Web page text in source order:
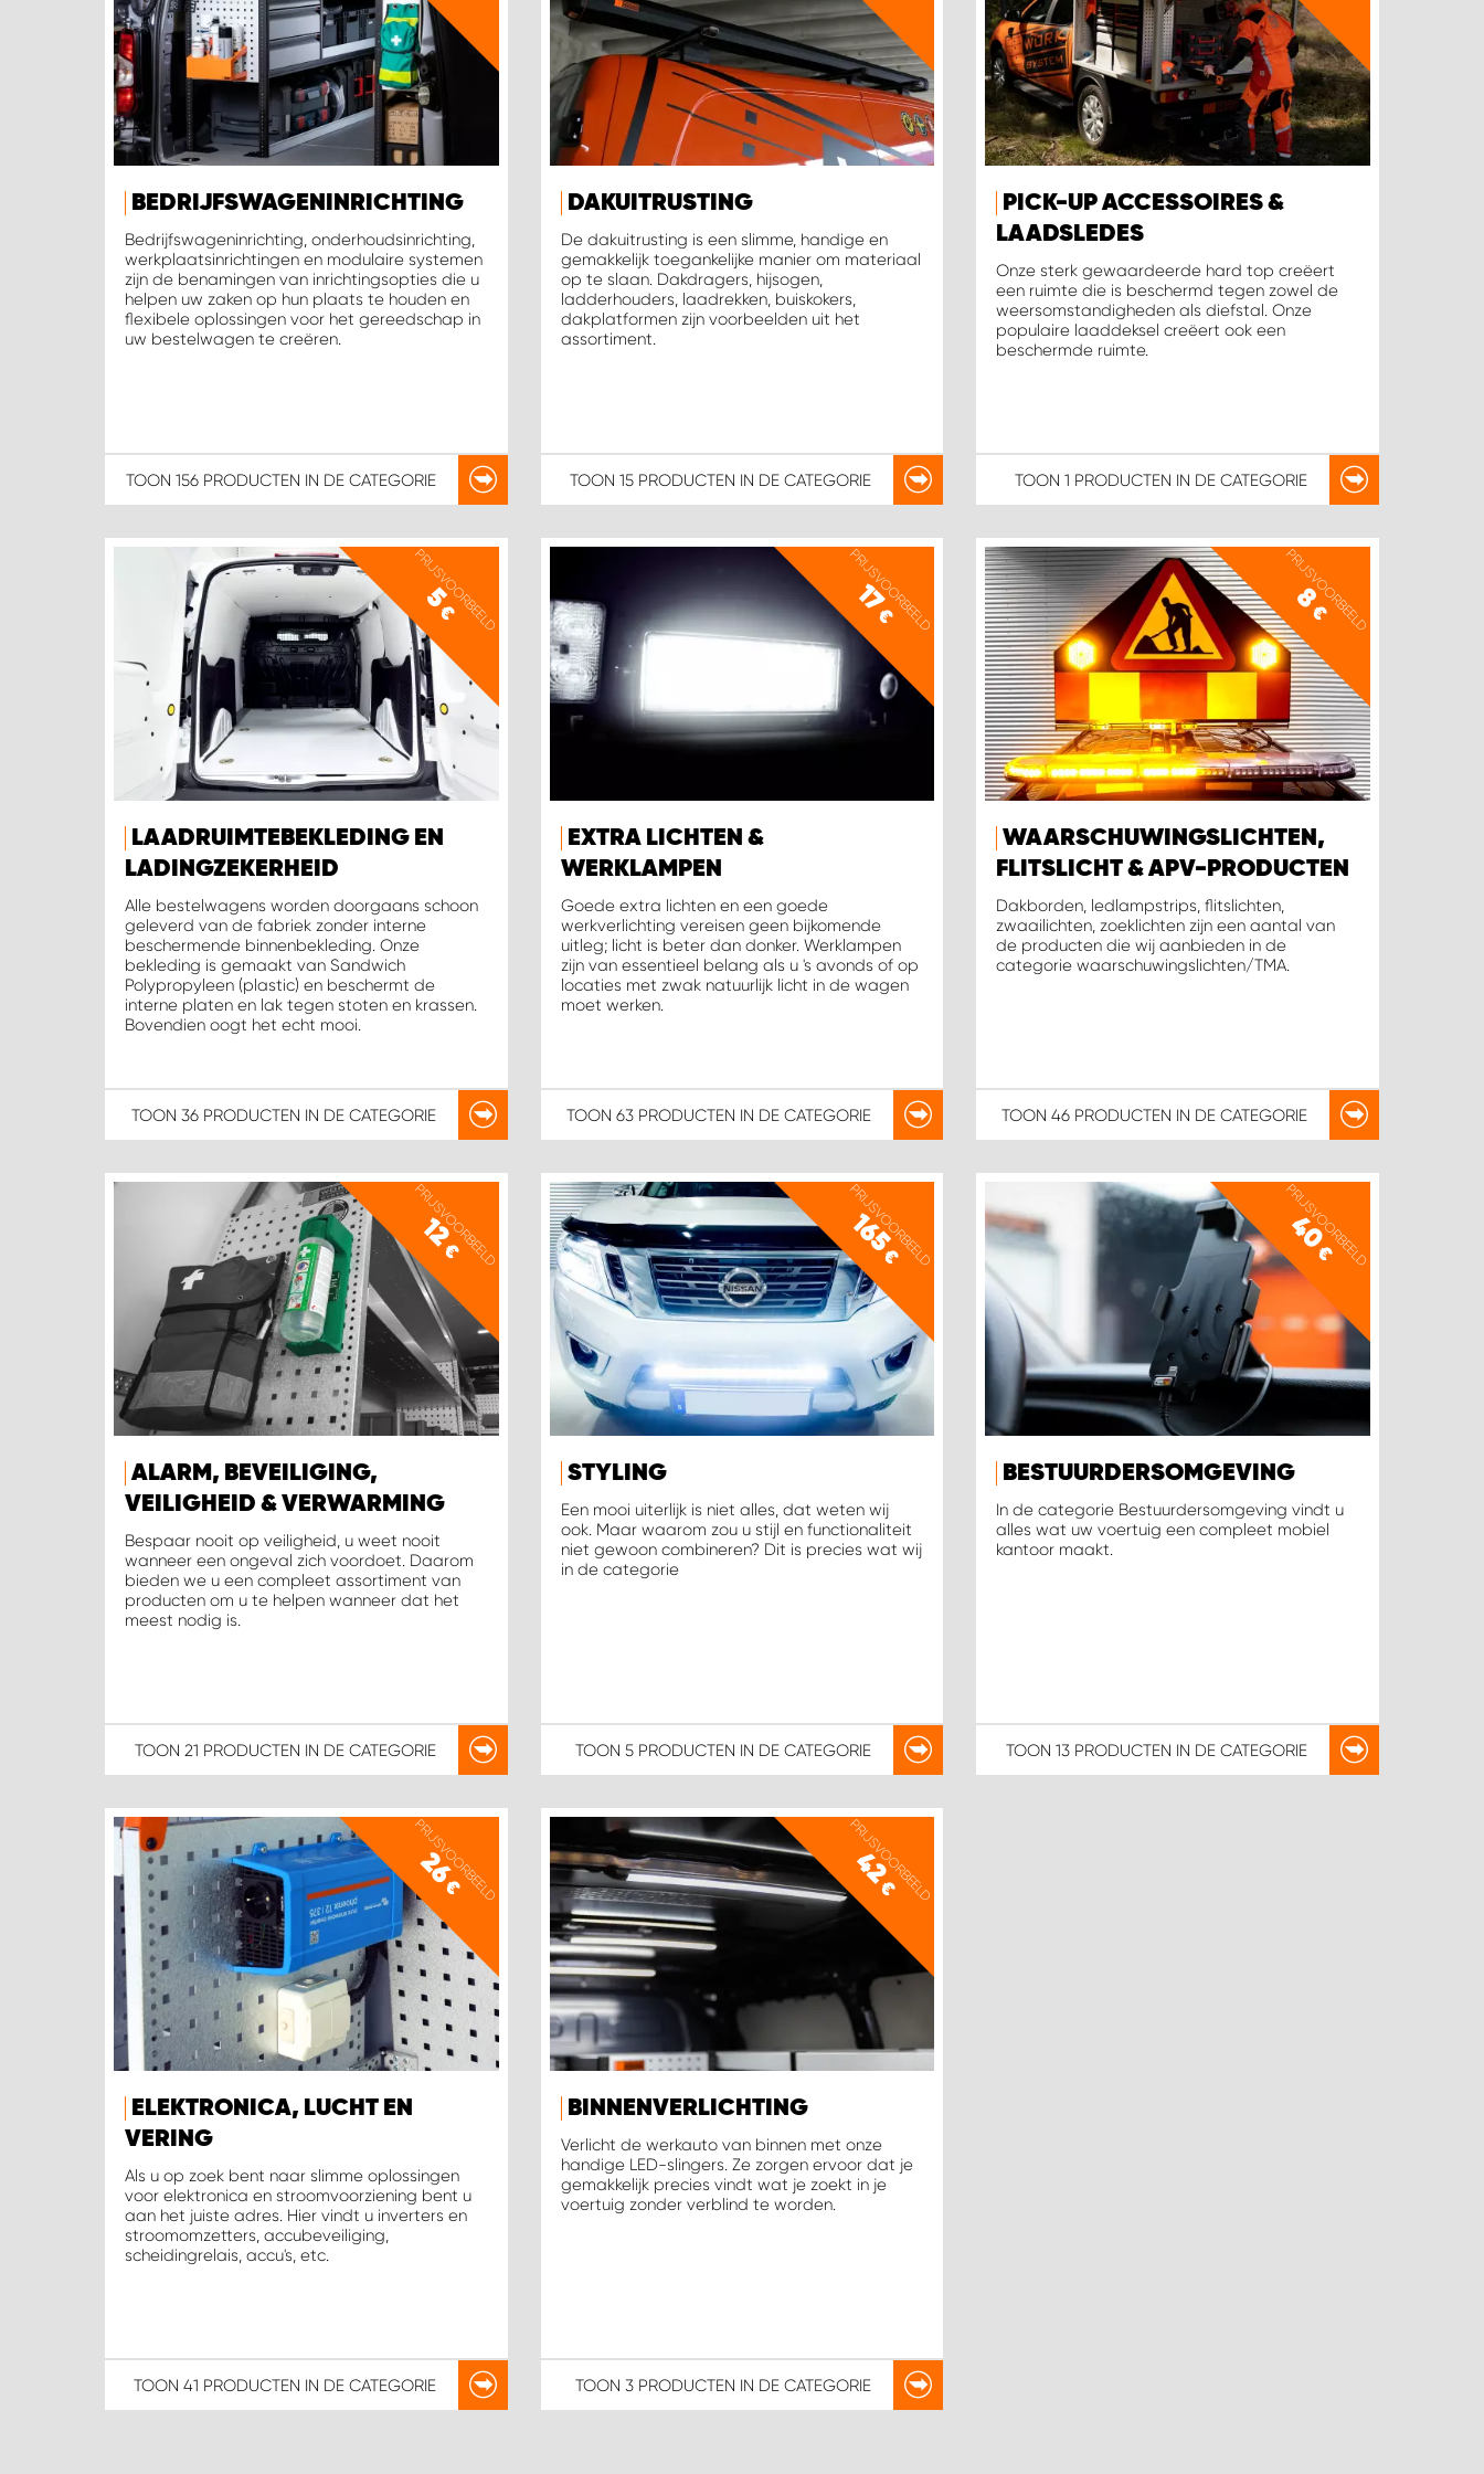
BEDRIJFSWAGENINRICHTING
Bedrijfswageninrichting, onderhoudsinrichting,
werkplaatsinrichtingen en modulaire systemen
zijn de benamingen van inrichtingsopties die u
helpen uw zaken op hun plaats te houden en
flexibele oplossingen voor het gereedschap in
uw bestelwagen te creëren.
TOON 156 PRODUCTEN IN DE CATEGORIE
DAKUITRUSTING
De dakuitrusting is een slimme, handige en
gemakkelijk toegankelijke manier om materiaal
op te slaan. Dakdragers, hijsogen,
ladderhouders, laadrekken, buiskokers,
dakplatformen zijn voorbeelden uit het
assortiment.
TOON15 PRODUCTEN IN DE CATEGORIE
PICK-UP ACCESSOIRES &
LAADSLEDES
Onze sterk gewaardeerde hard top creëert
een ruimte die is beschermd tegen zowel de
weersomstandigheden als diefstal. Onze
populaire laaddeksel creëert ook een
beschermde ruimte.
TOON 1 PRODUCTEN IN DE CATEGORIE
PRIJSVOORBEELD
5
€
LAADRUIMTEBEKLEDING EN
LADINGZEKERHEID
Alle bestelwagens worden doorgaans schoon
geleverd van de fabriek zonder interne
beschermende binnenbekleding. Onze
bekleding is gemaakt van Sandwich
Polypropyleen (plastic) en beschermt de
interne platen en lak tegen stoten en krassen.
Bovendien oogt het echt mooi.
TOON 36 PRODUCTEN IN DE CATEGORIE
PRIJSVOORBEELD
17
€
EXTRA LICHTEN &
WERKLAMPEN
Goede extra lichten en een goede
werkverlichting vereisen geen bijkomende
uitleg; licht is beter dan donker. Werklampen
zijn van essentieel belang als u 's avonds of op
locaties met zwak natuurlijk licht in de wagen
moet werken.
TOON63 PRODUCTEN IN DE CATEGORIE
PRIJSVOORBEELD
8
€
WAARSCHUWINGSLICHTEN,
FLITSLICHT & APV-PRODUCTEN
Dakborden, ledlampstrips, flitslichten,
zwaailichten, zoeklichten zijn een aantal van
de producten die wij aanbieden in de
categorie waarschuwingslichten/TMA.
TOON 46 PRODUCTEN IN DE CATEGORIE
PRIJSVOORBEELD
12
€
ALARM, BEVEILIGING,
VEILIGHEID & VERWARMING
Bespaar nooit op veiligheid, u weet nooit
wanneer een ongeval zich voordoet. Daarom
bieden we u een compleet assortiment van
producten om u te helpen wanneer dat het
meest nodig is.
TOON 21 PRODUCTEN IN DE CATEGORIE
PRIJSVOORBEELD
165
€
STYLING
Een mooi uiterlijk is niet alles, dat weten wij
ook. Maar waarom zou u stijl en functionaliteit
niet gewoon combineren? Dit is precies wat wij
in de categorie
TOON5 PRODUCTEN IN DE CATEGORIE
PRIJSVOORBEELD
40
€
BESTUURDERSOMGEVING
In de categorie Bestuurdersomgeving vindt u
alles wat uw voertuig een compleet mobiel
kantoor maakt.
TOON 13 PRODUCTEN IN DE CATEGORIE
PRIJSVOORBEELD
26
€
ELEKTRONICA, LUCHT EN
VERING
Als u op zoek bent naar slimme oplossingen
voor elektronica en stroomvoorziening bent u
aan het juiste adres. Hier vindt u inverters en
stroomomzetters, accubeveiliging,
scheidingrelais, accu's, etc.
TOON 41 PRODUCTEN IN DE CATEGORIE
PRIJSVOORBEELD
42
€
BINNENVERLICHTING
Verlicht de werkauto van binnen met onze
handige LED-slingers. Ze zorgen ervoor dat je
gemakkelijk precies vindt wat je zoekt in je
voertuig zonder verblind te worden.
TOON3 PRODUCTEN IN DE CATEGORIE